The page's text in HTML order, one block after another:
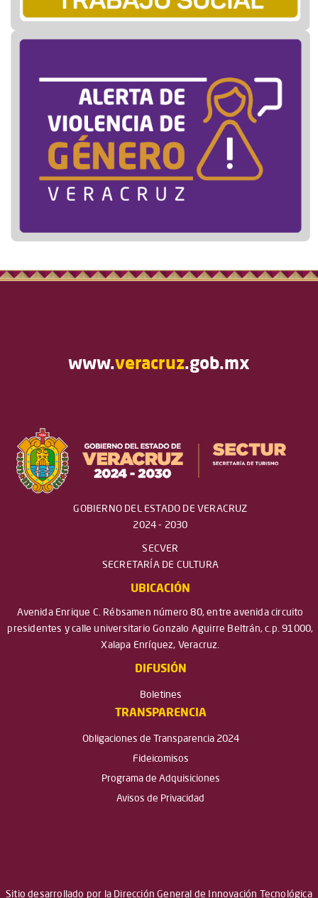
www.veracruz.gob.mx
GOBIERNO DEL ESTADO DE VERACRUZ
2024 - 2030
SECVER
SECRETARÍA DE CULTURA
UBICACIÓN
Avenida Enrique C. Rébsamen número 80, entre avenida circuito
presidentes y calle universitario Gonzalo Aguirre Beltrán, c.p. 91000,
Xalapa Enríquez, Veracruz.
DIFUSIÓN
Boletines
TRANSPARENCIA
Obligaciones de Transparencia 2024
Fideicomisos
Programa de Adquisiciones
Avisos de Privacidad
Sitio desarrollado por la Dirección General de Innovación Tecnológica